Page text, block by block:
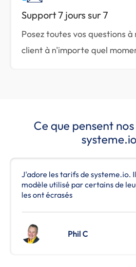
Support 7 jours sur 7
Posez toutes vos questions
client à n'importe quel
Ce que pensent
systeme.io
J'adore les tarifs de systeme.io.
modèle utilisé par certains de
les ont écrasés
Phil C